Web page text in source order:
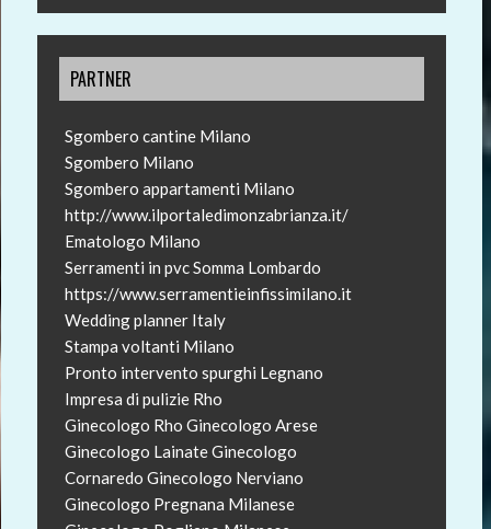
PARTNER
Sgombero cantine Milano
Sgombero Milano
Sgombero appartamenti Milano
http://www.ilportaledimonzabrianza.it/
Ematologo Milano
Serramenti in pvc Somma Lombardo
https://www.serramentieinfissimilano.it
Wedding planner Italy
Stampa voltanti Milano
Pronto intervento spurghi Legnano
Impresa di pulizie Rho
Ginecologo Rho Ginecologo Arese
Ginecologo LainateGinecologo
Cornaredo Ginecologo Nerviano
Ginecologo Pregnana Milanese